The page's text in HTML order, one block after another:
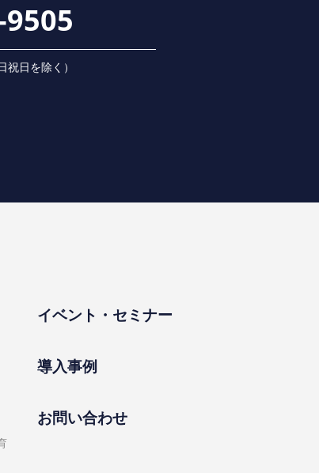
⽇を除く）
イベント・セミナー
導⼊事例
お問い合わせ